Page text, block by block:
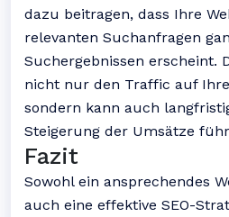
dazu beitragen, dass Ihre
relevanten Suchanfragen
Suchergebnissen erscheint.
nicht nur den Traffic auf
sondern kann auch
Steigerung der Umsätze
Fazit
Sowohl ein ansprechendes
auch eine effektive SEO-